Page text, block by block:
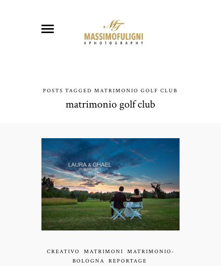
POSTS TAGGED MATRIMONIO GOLF CLUB
matrimonio golf club
CREATIVO MATRIMONI
MATRIMONIO-
BOLOGNA
REPORTAGE